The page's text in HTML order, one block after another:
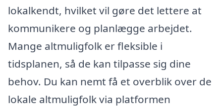
lokalkendt, hvilket vil gøre det lettere at
kommunikere og planlægge arbejdet.
Mange altmuligfolk er fleksible i
tidsplanen, så de kan tilpasse sig dine
behov. Du kan nemt få et overblik over de
lokale altmuligfolk via platformen